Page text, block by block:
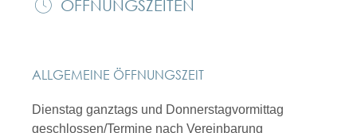
ÖFFNUNGSZEITEN
ALLGEMEINE ÖFFNUNGSZEIT
Dienstag ganztags und Donnerstagvormittag
geschlossen/Termine nach Vereinbarung